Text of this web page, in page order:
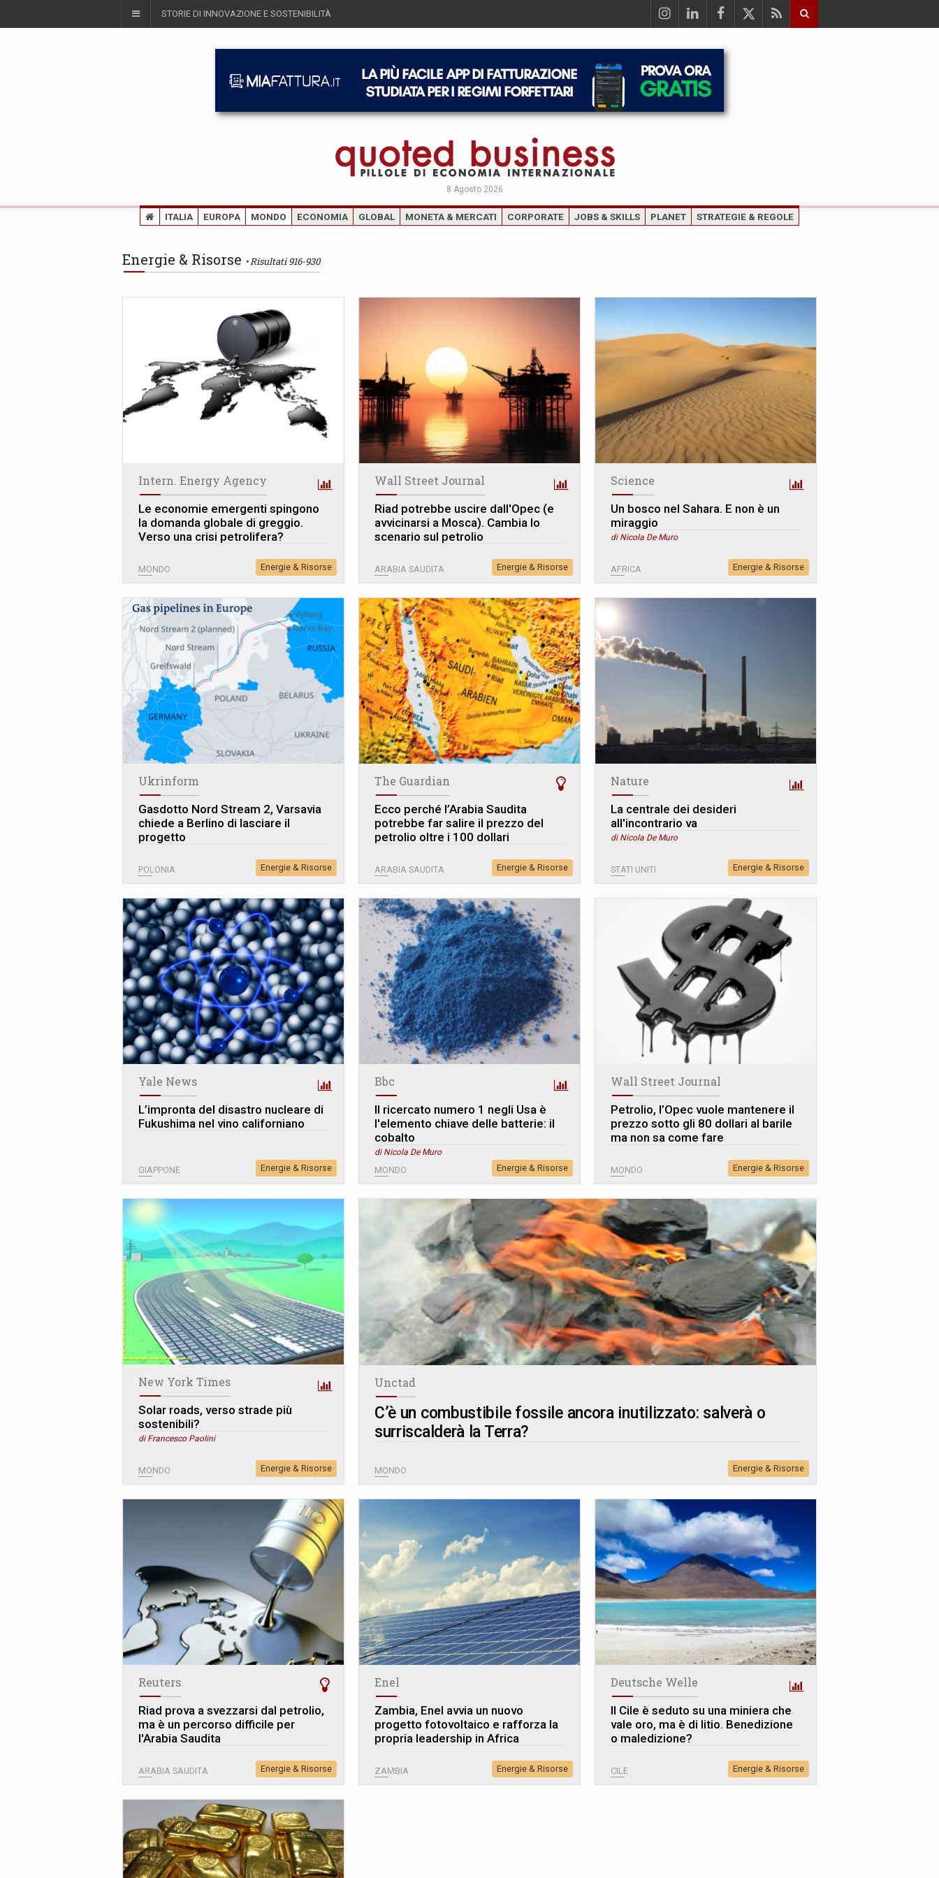
STORIE DI INNOVAZIONE E SOSTENIBILITÀ
8 Agosto 2026
ITALIA EUROPA MONDO ECONOMIA GLOBAL MONETA & MERCATI CORPORATE JOBS & SKILLS PLANET STRATEGIE & REGOLE
Energie & Risorse Risultati 916-930
Intern. Energy Agency
Le economie emergenti spingono
la domanda globale di greggio.
Verso una crisi petrolifera?
MONDO Energie & Risorse
Wall Street Journal
Riad potrebbe uscire dall'Opec (e
avvicinarsi a Mosca). Cambia lo
scenario sul petrolio
ARABIA SAUDITA Energie & Risorse
Science
Un bosco nel Sahara. E non è un
miraggio
di Nicola De Muro
AFRICA Energie & Risorse
Ukrinform
Gasdotto Nord Stream 2, Varsavia
chiede a Berlino di lasciare il
progetto
POLONIA Energie & Risorse
The Guardian
Ecco perché l’Arabia Saudita
potrebbe far salire il prezzo del
petrolio oltre i 100 dollari
ARABIA SAUDITA Energie & Risorse
Nature
La centrale dei desideri
all'incontrario va
di Nicola De Muro
STATI UNITI Energie & Risorse
Yale News
L’impronta del disastro nucleare di
Fukushima nel vino californiano
GIAPPONE Energie & Risorse
Bbc
Il ricercato numero 1 negli Usa è
l'elemento chiave delle batterie: il
cobalto
di Nicola De Muro
MONDO Energie & Risorse
Wall Street Journal
Petrolio, l’Opec vuole mantenere il
prezzo sotto gli 80 dollari al barile
ma non sa come fare
MONDO Energie & Risorse
New York Times
Solar roads, verso strade più
sostenibili?
di Francesco Paolini
MONDO Energie & Risorse
Unctad
C’è un combustibile fossile ancora inutilizzato: salverà o
surriscalderà la Terra?
MONDO Energie & Risorse
Reuters
Riad prova a svezzarsi dal petrolio,
ma è un percorso difficile per
l'Arabia Saudita
ARABIA SAUDITA Energie & Risorse
Enel
Zambia, Enel avvia un nuovo
progetto fotovoltaico e rafforza la
propria leadership in Africa
ZAMBIA Energie & Risorse
Deutsche Welle
Il Cile è seduto su una miniera che
vale oro, ma è di litio. Benedizione
o maledizione?
CILE Energie & Risorse